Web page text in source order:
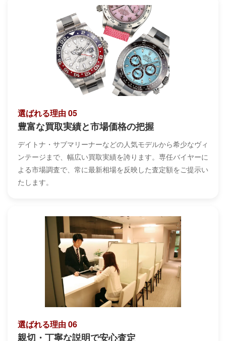
選ばれる理由 05
豊富な買取実績と市場価格の把握
デイトナ・サブマリーナーなどの人気モデルから希少なヴィ
ンテージまで、幅広い買取実績を誇ります。専任バイヤーに
よる市場調査で、常に最新相場を反映した査定額をご提示い
たします。
選ばれる理由 06
親切・丁寧な説明で安心査定